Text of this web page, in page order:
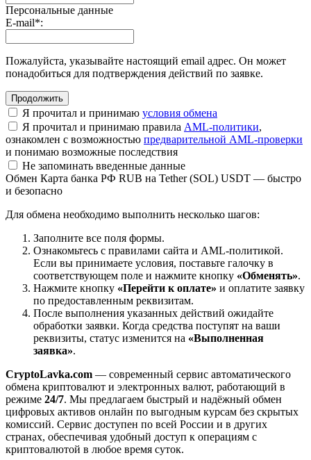
Персональные данные
E-mail*:
Пожалуйста, указывайте настоящий email адрес. Он может
понадобиться для подтверждения действий по заявке.
Я прочитал и принимаю условия обмена
Я прочитал и принимаю правила AML-политики,
ознакомлен с возможностью предварительной AML-проверки
и понимаю возможные последствия
Не запоминать введенные данные
Обмен Карта банка РФ RUB на Tether (SOL) USDT — быстро
и безопасно
Для обмена необходимо выполнить несколько шагов:
Заполните все поля формы.
Ознакомьтесь с правилами сайта и AML-политикой.
Если вы принимаете условия, поставьте галочку в
соответствующем поле и нажмите кнопку «Обменять».
Нажмите кнопку «Перейти к оплате» и оплатите заявку
по предоставленным реквизитам.
После выполнения указанных действий ожидайте
обработки заявки. Когда средства поступят на ваши
реквизиты, статус изменится на «Выполненная
заявка».
CryptoLavka.com — современный сервис автоматического
обмена криптовалют и электронных валют, работающий в
режиме 24/7. Мы предлагаем быстрый и надёжный обмен
цифровых активов онлайн по выгодным курсам без скрытых
комиссий. Сервис доступен по всей России и в других
странах, обеспечивая удобный доступ к операциям с
криптовалютой в любое время суток.